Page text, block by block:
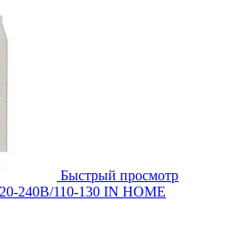
Быстрый просмотр
240В/110-130 IN HOME